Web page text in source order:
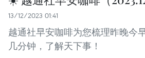
13/12/2023 01:41
越通社早安咖啡为您梳理昨晚今
几分钟，了解天下事！